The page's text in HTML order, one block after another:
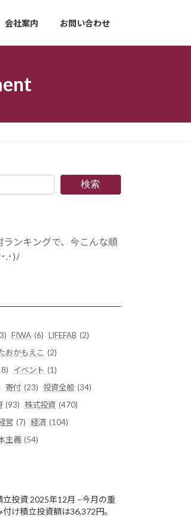
会社案内 お問い合わせ
検索
ランキングで、今こんな順
.･)ﾉ
FIWA (6) LIFEFAB (2)
おかもえこ (2)
イベント (1)
寄付 (23) 投資全般 (34)
(93) 株式投資 (470)
営 (7) 経済 (104)
主義 (54)
立投資 2025年12月 –今月の重
付け積立投資額は36,372円。